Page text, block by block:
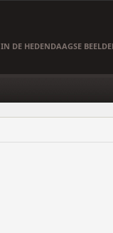
DE HEDENDAAGSE